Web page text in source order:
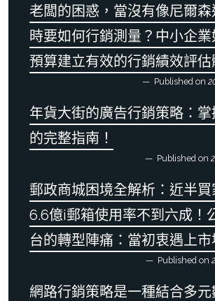
老闆的困惑，當沒有像尼爾
時要如何行銷測量？中小企
預算建立有效的行銷績效評估
Published on
年貨大街的廣告行銷策略：
的完整指南！
Published on
郵政商城困境全解析：近半
6.6億i郵箱使用率不到六成！
台的轉型陣痛：當初衷遇上市
Published on
網路行銷策略是一種結合多